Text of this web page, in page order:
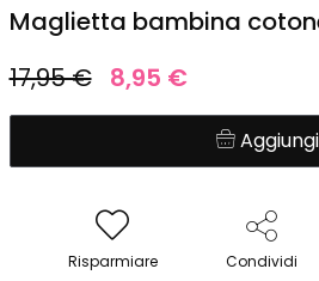
Maglietta bambina
17,95 € 8,95 €
Aggiungi
Risparmiare Condividi